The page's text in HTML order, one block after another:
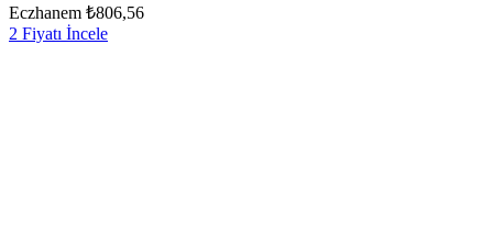
Eczhanem ₺806,56
2 Fiyatı İncele